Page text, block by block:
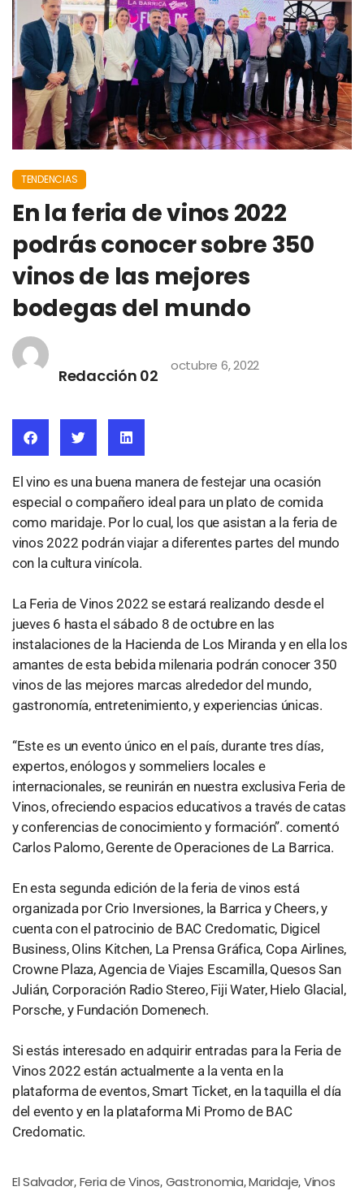
TENDENCIAS
En la feria de vinos 2022
podrás conocer sobre 350
vinos de las mejores
bodegas del mundo
Redacción 02
octubre 6, 2022
El vino es una buena manera de festejar una ocasión
especial o compañero ideal para un plato de comida
como maridaje. Por lo cual, los que asistan a la feria de
vinos 2022 podrán viajar a diferentes partes del mundo
con la cultura vinícola.
La Feria de Vinos 2022 se estará realizando desde el
jueves 6 hasta el sábado 8 de octubre en las
instalaciones de la Hacienda de Los Miranda y en ella los
amantes de esta bebida milenaria podrán conocer 350
vinos de las mejores marcas alrededor del mundo,
gastronomía, entretenimiento, y experiencias únicas.
“Este es un evento único en el país, durante tres días,
expertos, enólogos y sommeliers locales e
internacionales, se reunirán en nuestra exclusiva Feria de
Vinos, ofreciendo espacios educativos a través de catas
y conferencias de conocimiento y formación”. comentó
Carlos Palomo, Gerente de Operaciones de La Barrica.
En esta segunda edición de la feria de vinos está
organizada por Crio Inversiones, la Barrica y Cheers, y
cuenta con el patrocinio de BAC Credomatic, Digicel
Business, Olins Kitchen, La Prensa Gráfica, Copa Airlines,
Crowne Plaza, Agencia de Viajes Escamilla, Quesos San
Julián, Corporación Radio Stereo, Fiji Water, Hielo Glacial,
Porsche, y Fundación Domenech.
Si estás interesado en adquirir entradas para la Feria de
Vinos 2022 están actualmente a la venta en la
plataforma de eventos, Smart Ticket, en la taquilla el día
del evento y en la plataforma Mi Promo de BAC
Credomatic.
El Salvador, Feria de Vinos, Gastronomia,Maridaje, Vinos